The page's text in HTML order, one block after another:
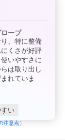
ーブ
、特に整備
くさが好評
いやすさに
は取り出し
れていま
い
注意点 ）